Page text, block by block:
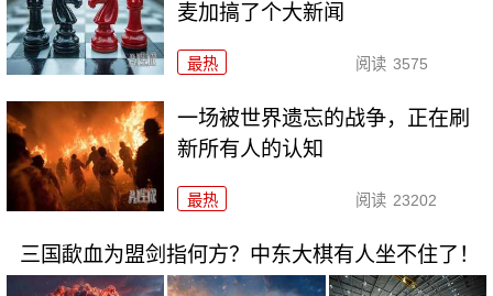
麦加搞了个大新闻
最热 阅读 3575
一场被世界遗忘的战争，正在刷
新所有人的认知
最热 阅读 23202
三国歃血为盟剑指何方？中东大棋有人坐不住了！